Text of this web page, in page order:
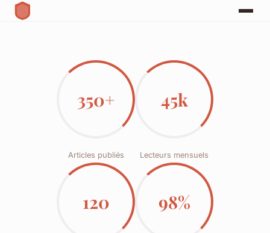
350+
Articles publiés
45k
Lecteurs mensuels
120 98%